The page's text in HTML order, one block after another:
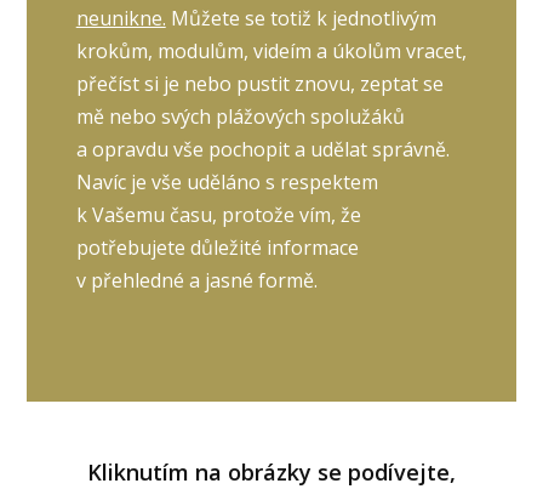
neunikne. Můžete se totiž k jednotlivým
krokům, modulům, videím a úkolům vracet,
přečíst si je nebo pustit znovu, zeptat se
mě nebo svých plážových spolužáků
a opravdu vše pochopit a udělat správně.
Navíc je vše uděláno s respektem
k Vašemu času, protože vím, že
potřebujete důležité informace
v přehledné a jasné formě.
Kliknutím na obrázky se podívejte,